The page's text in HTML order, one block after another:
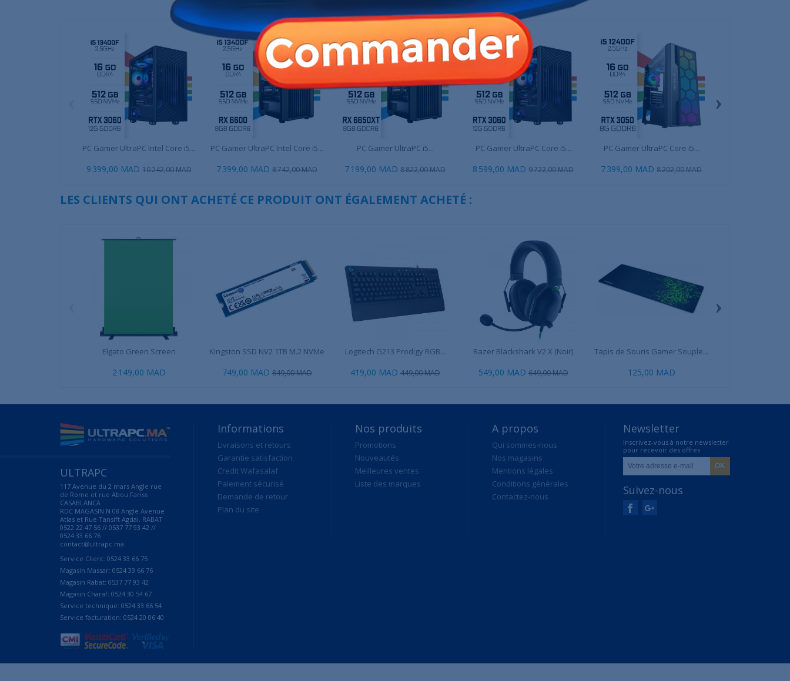
PC Gamer UltraPC Intel Core i5...
9 399,00 MAD 10 242,00 MAD
PC Gamer UltraPC Intel Core i5...
7 399,00 MAD 8 742,00 MAD
PC Gamer UltraPC i5...
7 199,00 MAD 8 822,00 MAD
PC Gamer UltraPC Core i5...
8 599,00 MAD 9 722,00 MAD
PC Gamer UltraPC Core i5...
7 399,00 MAD 8 202,00 MAD
›
LES CLIENTS QUI ONT ACHETÉ CE PRODUIT ONT ÉGALEMENT ACHETÉ :
Elgato Green Screen
2 149,00 MAD
Kingston SSD NV2 1TB M.2 NVMe
749,00 MAD 849,00 MAD
Logitech G213 Prodigy RGB...
419,00 MAD 449,00 MAD
Razer Blackshark V2 X (Noir)
549,00 MAD 649,00 MAD
Tapis de Souris Gamer Souple...
125,00 MAD
›
ULTRAPC
117 Avenue du 2 mars Angle rue
de Rome et rue Abou Fariss
CASABLANCA
RDC MAGASIN N 08 Angle Avenue
Atlas et Rue Tansift Agdal, RABAT
0522 22 47 56 // 0537 77 93 42 //
0524 33 66 76
contact@ultrapc.ma
Service Client: 0524 33 66 75
Magasin Massar: 0524 33 66 76
Magasin Rabat: 0537 77 93 42
Magasin Charaf: 0524 30 54 67
Service technique: 0524 33 66 54
Service facturation: 0524 20 06 40
Informations
Livraisons et retours
Garantie satisfaction
Credit Wafasalaf
Paiement sécurisé
Demande de retour
Plan du site
Nos produits
Promotions
Nouveautés
Meilleures ventes
Liste des marques
A propos
Qui sommes-nous
Nos magasins
Mentions légales
Conditions générales
Contactez-nous
Newsletter
Inscrivez-vous à notre newsletter
pour recevoir des offres
exclusives
Suivez-nous